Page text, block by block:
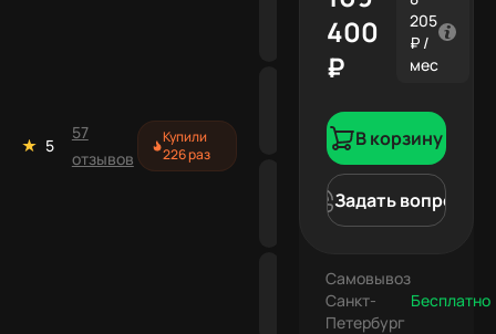
5
57
отзывов
Купили
226 раз
400
₽
205
₽ /
мес
В корзину
Задать вопрос
Самовывоз
Санкт-
Петербург
Бесплатно